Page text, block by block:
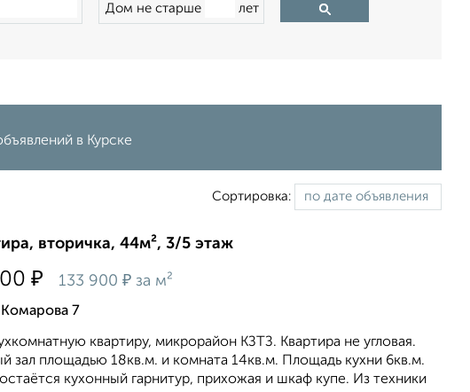
Дом не старше лет
в Курске
Сортировка:
вторичка, 44м², 3/5 этаж
₽ 133 900 ₽ за м²
7
квартиру, микрорайон КЗТЗ. Квартира не угловая.
зал площадью 18кв.м. и комната 14кв.м. Площадь кухни 6кв.м.
кухонный гарнитур, прихожая и шкаф купе. Из техники